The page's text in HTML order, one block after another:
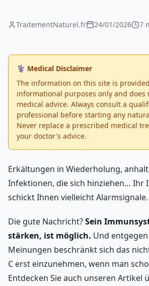
TraitementNaturel.fr 24/01/2026 7
⚕️ Medical Disclaimer
The information on this site is
informational purposes only and does
medical advice. Always consult a
professional before starting any
Never replace a prescribed medical
your doctor's advice.
Erkältungen in Wiederholung,
Infektionen, die sich hinziehen… Ihr
schickt Ihnen vielleicht Alarmsignale.
Die gute Nachricht?Sein
stärken, ist möglich. Und
Meinungen beschränkt sich das
C erst einzunehmen, wenn man
Entdecken Sie auch unseren Artikel